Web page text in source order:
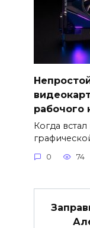
рабочого
Когда
0 74